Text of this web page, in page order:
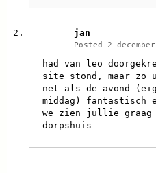
jan
Posted 2
had van leo
site stond, maar zo
net als de avond
middag) fantastisch
we zien jullie graag
dorpshuis